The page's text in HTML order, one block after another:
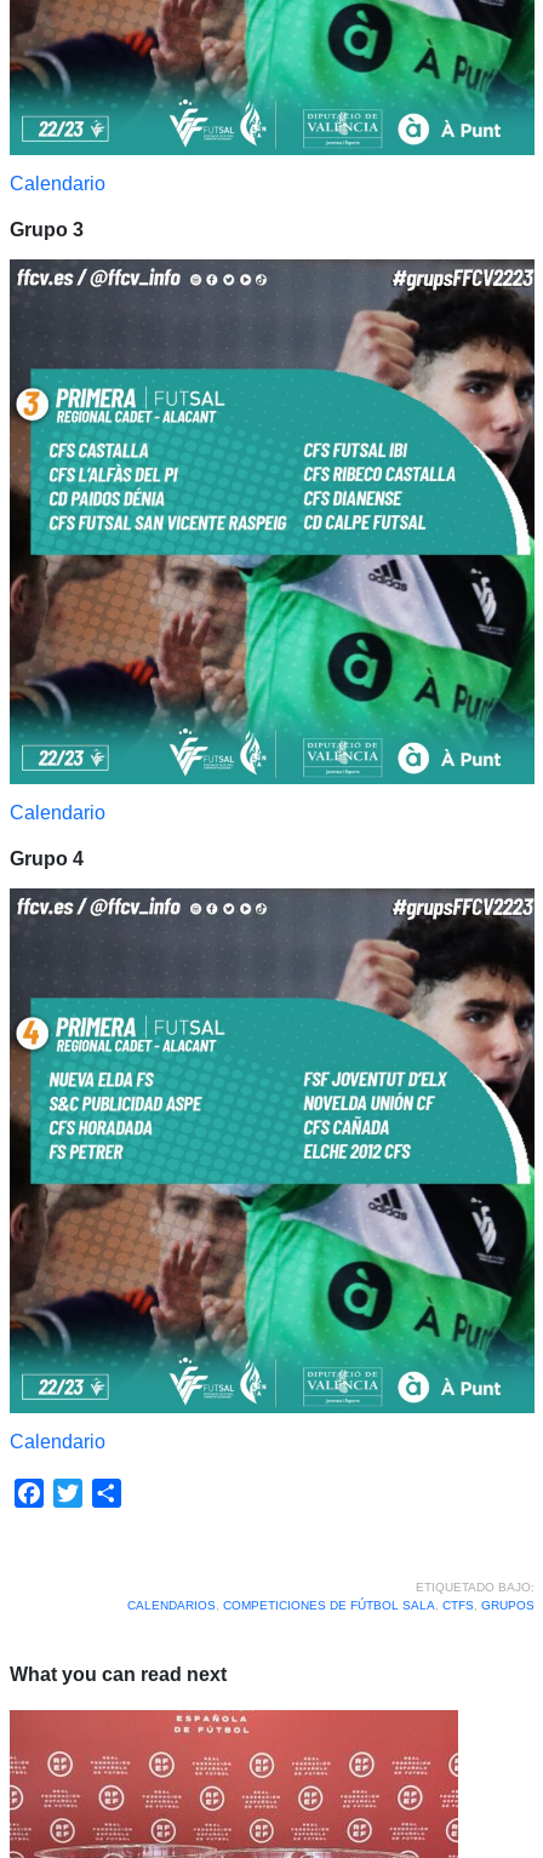
Calendario
Grupo 3
Calendario
Grupo 4
Calendario
Facebook
Twitter
ETIQUETADO BAJO:
CALENDARIOS, COMPETICIONES DE FÚTBOL SALA CTFS, GRUPOS
What you can read next